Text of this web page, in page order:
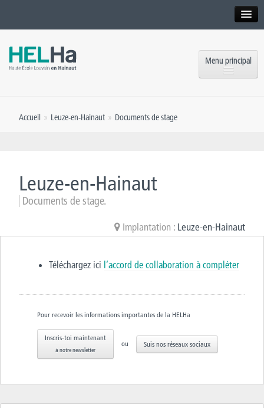
Formation continue et Recherche
Presse
Menu principal
OEH
Accueil » Leuze-en-Hainaut » Documents de stage
Leuze-en-Hainaut
Documents de stage.
Implantation : Leuze-en-Hainaut
Téléchargez ici l’accord de collaboration à compléter
Pour recevoir les informations importantes de la HELHa
Inscris-toi maintenant
à notre newsletter
ou Suis nos réseaux sociaux